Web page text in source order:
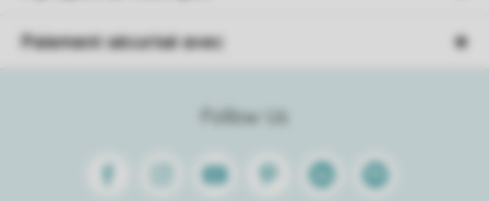
Follow Us
FacebookInstagramYoutube PinterestLinkedinSpotify
Paiement sécurisé avec